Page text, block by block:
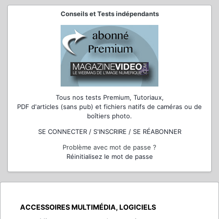
Conseils et Tests indépendants
Tous nos tests Premium, Tutoriaux,
PDF d'articles (sans pub) et fichiers natifs de caméras ou de
boîtiers photo.
SE CONNECTER / S'INSCRIRE / SE RÉABONNER
Problème avec mot de passe ?
Réinitialisez le mot de passe
ACCESSOIRES MULTIMÉDIA, LOGICIELS